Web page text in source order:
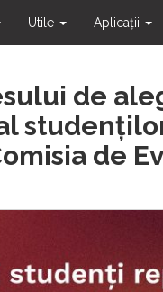
Utile Aplicații
de
de